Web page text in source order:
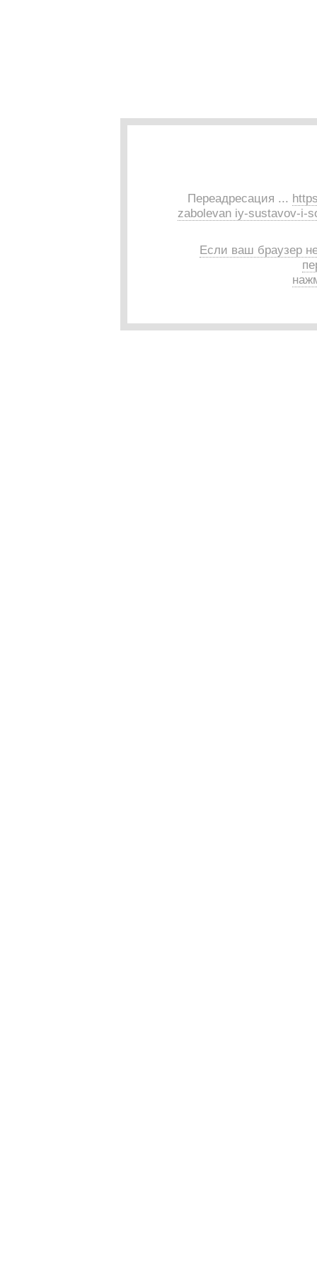
Переадресация ...
zabolevan iy-sustavov-i-
Если ваш браузер